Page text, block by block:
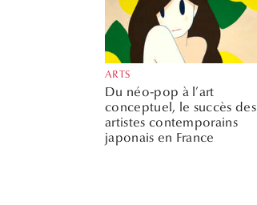
ARTS
Du néo-pop à l’art
conceptuel, le succès des
artistes contemporains
japonais en France